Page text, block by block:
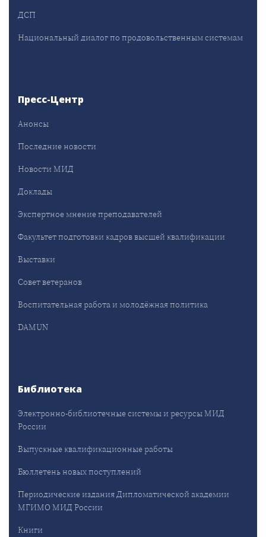
ДСП
Национальный диалог по продовольственным системам
Пресс-Центр
Анонсы
Последние новости
Новости МИД
Доклады
Экспертное мнение преподавателей
Факультет подготовки кадров высшей квалификации
Выставки
Совет ветеранов
Воспитательная работа и молодёжная политика
DAMUN
Библиотека
Электронно-библиотечные системы и ресурсы МИД
России
Выпускные квалификационные работы
Бюллетень новых поступлений
Периодические издания Дипломатической академии
МГИМО МИД России
Книги